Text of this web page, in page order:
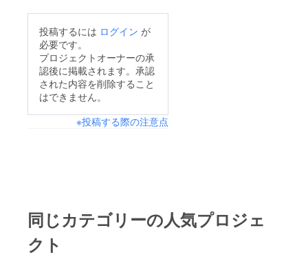
投稿するには ログイン が
必要です。
プロジェクトオーナーの承
認後に掲載されます。承認
された内容を削除すること
はできません。
※投稿する際の注意点
同じカテゴリーの人気プロジェ
クト